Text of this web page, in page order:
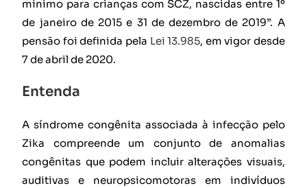
mínimo para crianças com SCZ, nascidas entre 1º
de janeiro de 2015 e 31 de dezembro de 2019”. A
pensão foi definida pela Lei 13.985, em vigor desde
7 de abril de 2020.
Entenda
A síndrome congênita associada à infecção pelo
Zika compreende um conjunto de anomalias
congênitas que podem incluir alterações visuais,
auditivas e neuropsicomotoras em indivíduos